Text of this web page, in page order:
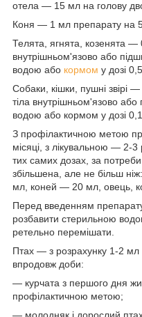
отела — 15 мл на голову
Коня — 1 мл препарату на
Телята, ягнята, козенята —
внутрішньом'язово або
водою або кормом у дозі
Собаки, кішки, пушні звірі
тіла внутрішньом'язово або
водою або кормом у дозі
З профілактичною метою
місяці, з лікувальною — 2-3
тих самих дозах, за
збільшена, але не більш
мл, коней — 20 мл, овець,
Перед введенням
розбавити стерильною
ретельно перемішати.
Птах — з розрахунку 1-2 мл
впродовж доби:
— курчата з першого дня
профілактичною метою;
— молодняк і дорослий